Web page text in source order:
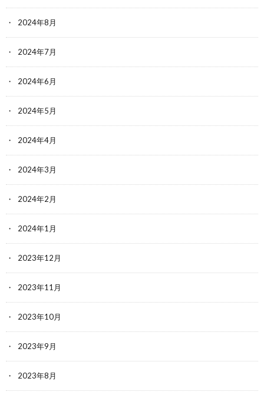
2024年8月
2024年7月
2024年6月
2024年5月
2024年4月
2024年3月
2024年2月
2024年1月
2023年12月
2023年11月
2023年10月
2023年9月
2023年8月